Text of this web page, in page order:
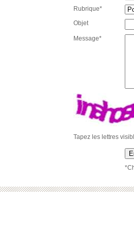
Rubrique*
Objet
Message*
Tapez les lettres